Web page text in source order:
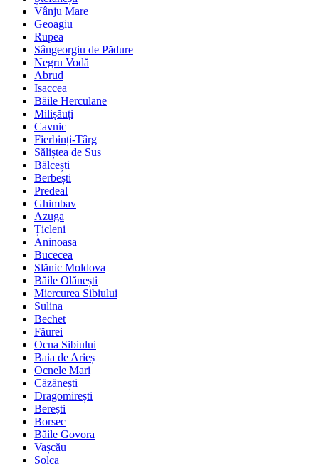
Vânju Mare
Geoagiu
Rupea
Sângeorgiu de Pădure
Negru Vodă
Abrud
Isaccea
Băile Herculane
Milișăuți
Cavnic
Fierbinți-Târg
Săliștea de Sus
Bălcești
Berbești
Predeal
Ghimbav
Azuga
Țicleni
Aninoasa
Bucecea
Slănic Moldova
Băile Olănești
Miercurea Sibiului
Sulina
Bechet
Făurei
Ocna Sibiului
Baia de Arieș
Ocnele Mari
Căzănești
Dragomirești
Berești
Borsec
Băile Govora
Vașcău
Solca